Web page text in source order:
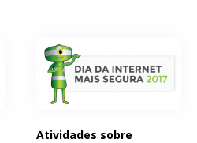
Atividades sobre